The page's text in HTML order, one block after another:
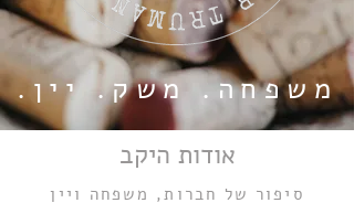
משפחה. משק. יין.
אודות היקב
סיפור של חברות, משפחה ויין